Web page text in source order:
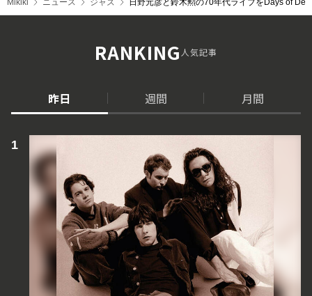
Mikiki ニュース ジャズ 日野元彦と鈴木勲の70年代ライブをDays of
RANKING人気記事
昨日 週間 月間